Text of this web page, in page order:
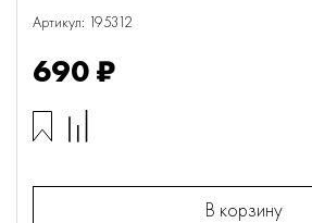
Артикул: 195312
690 ₽
В корзину